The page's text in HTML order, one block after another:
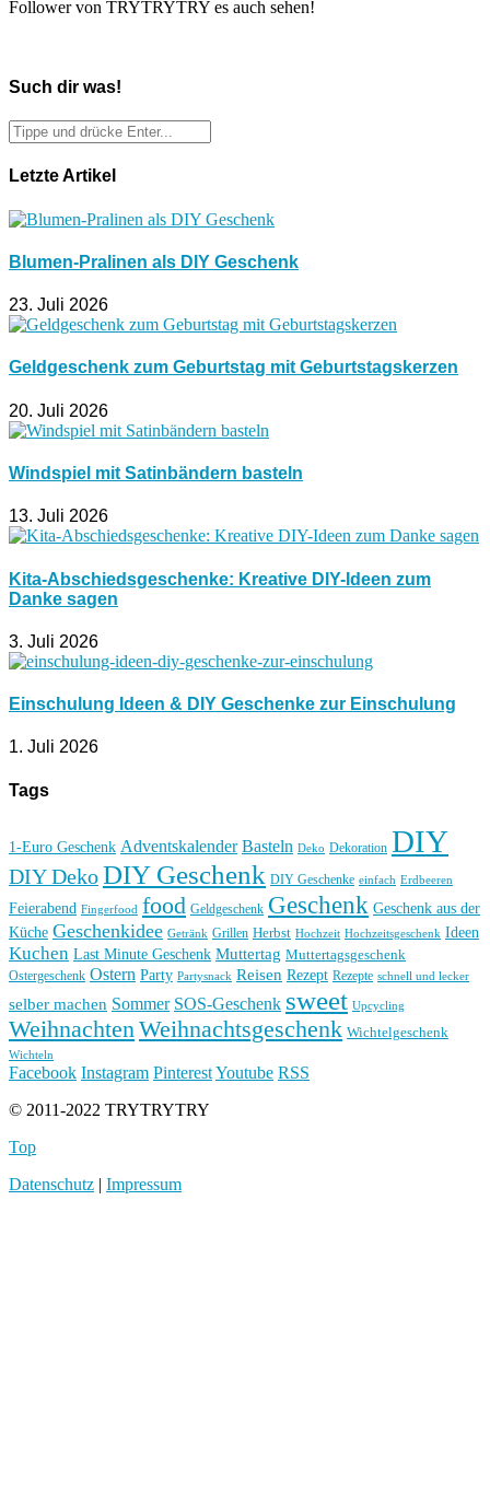
Follower von TRYTRYTRY es auch sehen!
Such dir was!
Letzte Artikel
Blumen-Pralinen als DIY Geschenk
23. Juli 2026
Geldgeschenk zum Geburtstag mit Geburtstagskerzen
20. Juli 2026
Windspiel mit Satinbändern basteln
13. Juli 2026
Kita-Abschiedsgeschenke: Kreative DIY-Ideen zum
Danke sagen
3. Juli 2026
Einschulung Ideen & DIY Geschenke zur Einschulung
1. Juli 2026
Tags
1-Euro Geschenk Adventskalender Basteln Deko Dekoration DIY
DIY DekoDIY Geschenk DIY Geschenke einfach Erdbeeren
Feierabend Fingerfood food Geldgeschenk Geschenk Geschenk aus der
Küche Geschenkidee Getränk Grillen Herbst Hochzeit Hochzeitsgeschenk Ideen
Kuchen Last Minute Geschenk Muttertag Muttertagsgeschenk
Ostergeschenk Ostern Party Partysnack Reisen Rezept Rezepte schnell und lecker
selber machen Sommer SOS-Geschenk sweet Upcycling
WeihnachtenWeihnachtsgeschenk Wichtelgeschenk
Wichteln
Facebook Instagram PinterestYoutube RSS
© 2011-2022 TRYTRYTRY
Top
Datenschutz | Impressum